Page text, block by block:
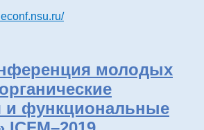
молодых
и функциональные